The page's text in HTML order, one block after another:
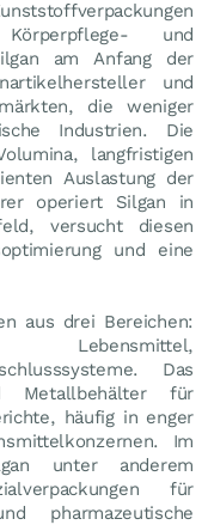
und
am Anfang der
und
die weniger
Industrien. Die
langfristigen
Auslastung der
operiert Silgan in
versucht diesen
und eine
aus drei Bereichen:
Lebensmittel,
Das
Metallbehälter für
häufig in enger
Im
unter anderem
für
pharmazeutische